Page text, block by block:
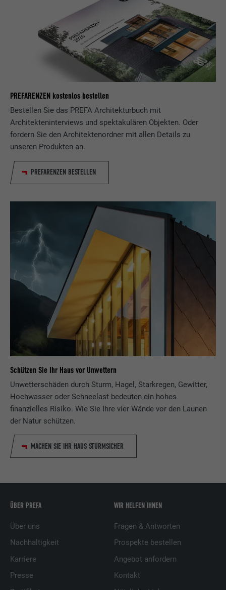
PREFARENZEN kostenlos bestellen
Bestellen Sie das PREFA Architekturbuch mit
Architekteninterviews und spektakulären Objekten. Oder
fordern Sie den Architektenordner mit allen Details zu
unseren Produkten an.
PREFARENZEN BESTELLEN
Schützen Sie Ihr Haus vor Unwettern
Unwetterschäden durch Sturm, Hagel, Starkregen, Gewitter,
Hochwasser oder Schneelast bedeuten ein hohes
finanzielles Risiko. Wie Sie Ihre vier Wände vor den Launen
der Natur schützen.
MACHEN SIE IHR HAUS STURMSICHER
ÜBER PREFA
Über uns
Nachhaltigkeit
Karriere
Presse
WIR HELFEN IHNEN
Fragen & Antworten
Prospekte bestellen
Angebot anfordern
Kontakt